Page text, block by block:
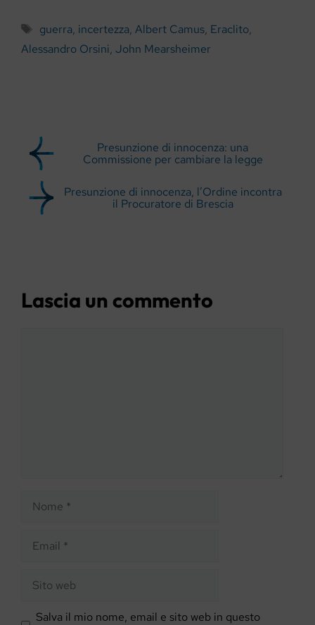
Tag
guerra, incertezza, Albert Camus, Eraclito,
Alessandro Orsini, John Mearsheimer
Presunzione di innocenza: una
Commissione per cambiare la legge
Presunzione di innocenza, l’Ordine incontra
il Procuratore di Brescia
Lascia un commento
web
Salva il mio nome, email e sito web in questo